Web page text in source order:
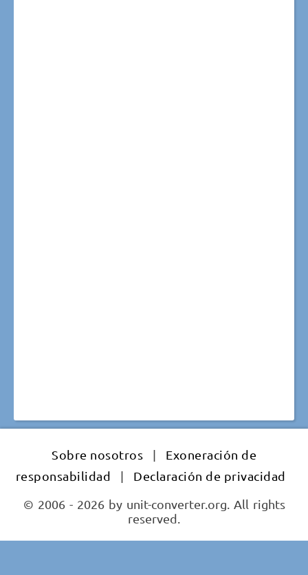
Sobre nosotros |
Exoneración de
responsabilidad
|
Declaración de privacidad
© 2006 - 2026 by unit-converter.org. All rights
reserved.